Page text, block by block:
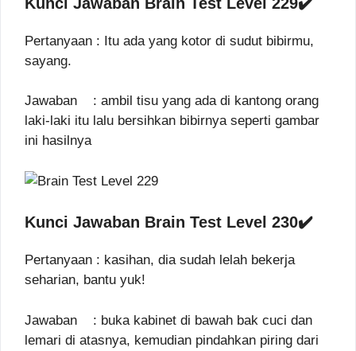
Pertanyaan : Itu ada yang kotor di sudut bibirmu,
sayang.
Jawaban : ambil tisu yang ada di kantong orang
laki-laki itu lalu bersihkan bibirnya seperti gambar
ini hasilnya
Kunci Jawaban Brain Test Level 230✔️
Pertanyaan : kasihan, dia sudah lelah bekerja
seharian, bantu yuk!
Jawaban : buka kabinet di bawah bak cuci dan
lemari di atasnya, kemudian pindahkan piring dari